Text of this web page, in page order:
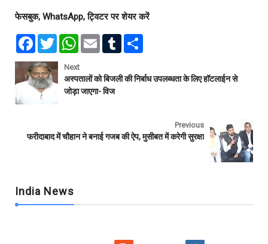
फेसबुक, WhatsApp, ट्विटर पर शेयर करें
F
e
b
o
o
T
w
t
e
W
t
s
A
p
E
l
T
l
e
Next
अस्पतालों को बिजली की निर्बाध उपलब्धता के लिए हॉटलाईन से
जोड़ा जाएगा- विज
Previous
फरीदाबाद में चौहान ने बनाई गजब की ऐप, मुसीबत में करेगी सुरक्षा
India News